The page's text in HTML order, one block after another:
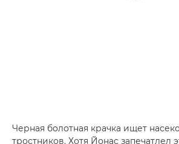
Черная болотная крачка ищет
тростников. Хотя Йонас запечатлел